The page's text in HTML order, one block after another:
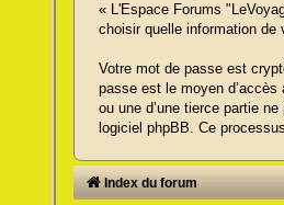
« L'Espace Forums
choisir quelle information de
Votre mot de passe est
passe est le moyen
ou une d’une tierce partie
logiciel phpBB. Ce
Index du forum